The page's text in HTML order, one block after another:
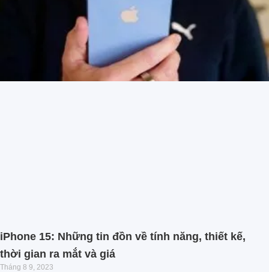
iPhone 15: Những tin đồn về tính năng, thiết kế,
thời gian ra mắt và giá
Tháng 8 9, 2023